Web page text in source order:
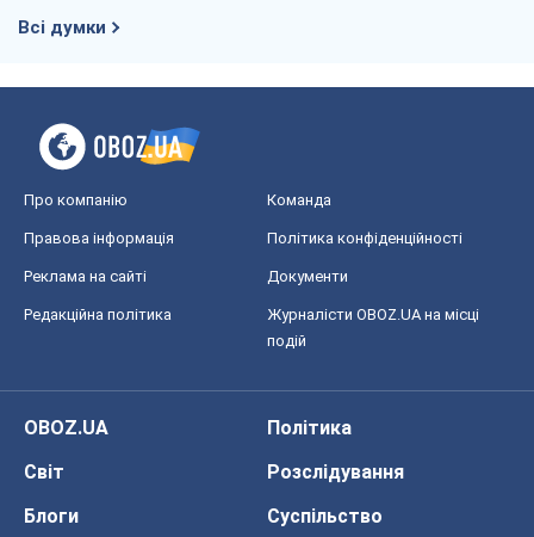
Всі думки
Про компанію Команда
Правова інформація Політика конфіденційності
Реклама на сайті Документи
Редакційна політика
Журналісти OBOZ.UA на місці
подій
OBOZ.UA
Політика
Світ
Розслідування
Блоги
Суспільство